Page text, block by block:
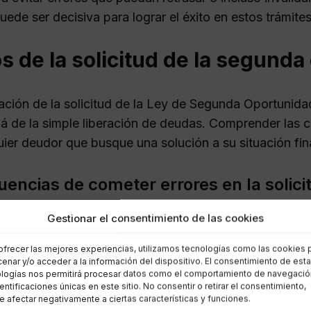
Gestionar el consentimiento de las cookies
las mejores experiencias, utilizamos tecnologías como las cookies
y/o acceder a la información del dispositivo. El consentimiento de
nos permitirá procesar datos como el comportamiento de
únicas en este sitio. No consentir o retirar el consentimiento,
afectar negativamente a ciertas características y funciones.
ser decisiva para lograr el éxito en estos
de la solicitud de la
de la solicitud de la Ley de Segunda
de la simple liberación de deudas. Comprender las
deudor que busque una solución a su situación
de cometer errores en la
en la solicitud de la Ley de Segunda Oportunidad
la angustia financiera del deudor. Algunos de
información incorrecta o incompleta.
acreedores de la lista de deudas.